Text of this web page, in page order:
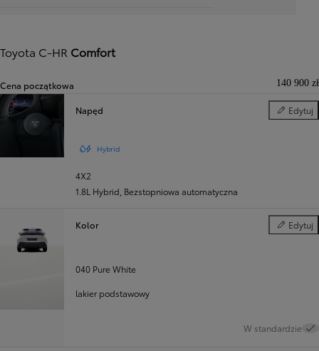
Toyota C-HR Comfort
Cena początkowa 140 900 zł
Napęd Edytuj
Napęd
Hybrid
4X2
1.8L Hybrid Bezstopniowa automatyczna
Kolor Edytuj
Kolor
040 Pure White
lakier podstawowy
W standardzie